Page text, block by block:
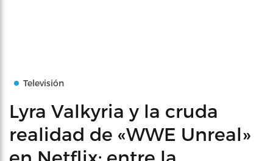
Televisión
Lyra Valkyria y la cruda
realidad de «WWE Unreal»